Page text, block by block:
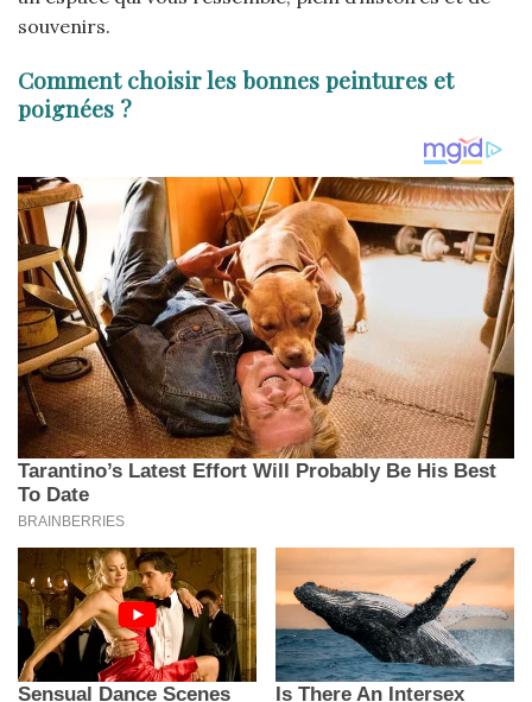
souvenirs.
Comment choisir les bonnes peintures et
poignées ?